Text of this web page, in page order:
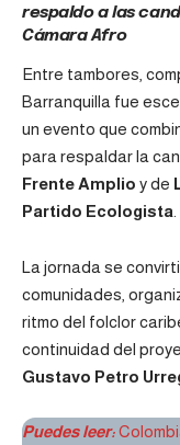
respaldo a las
Cámara Afro
Entre tambores,
Barranquilla fue
un evento que
para respaldar la
Frente Amplio y de
Partido Ecologista.
La jornada se
comunidades,
ritmo del folclor
continuidad del
Gustavo Petro
Puedes leer: